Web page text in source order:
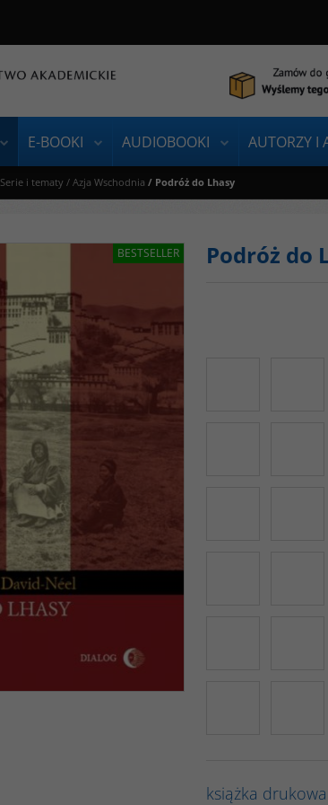
E-BOOKI AUDIOBOOKI AUTORZY I
Serie i tematy / Azja Wschodnia / Podróż do Lhasy
BESTSELLER Podróż do
książka